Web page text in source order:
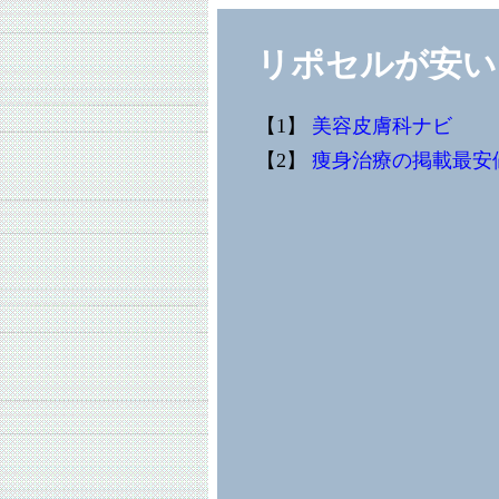
リポセルが安
【1】 美容皮膚科ナビ
【2】 痩身治療の掲載最安